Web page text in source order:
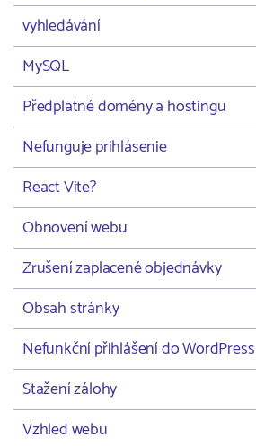
vyhledávání
MySQL
Předplatné domény a hostingu
Nefunguje prihlásenie
React Vite?
Obnovení webu
Zrušení zaplacené objednávky
Obsah stránky
Nefunkční přihlášení do WordPress
Stažení zálohy
Vzhled webu